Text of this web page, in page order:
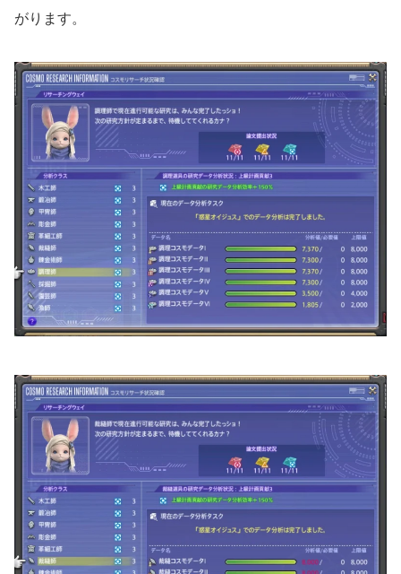
がります。